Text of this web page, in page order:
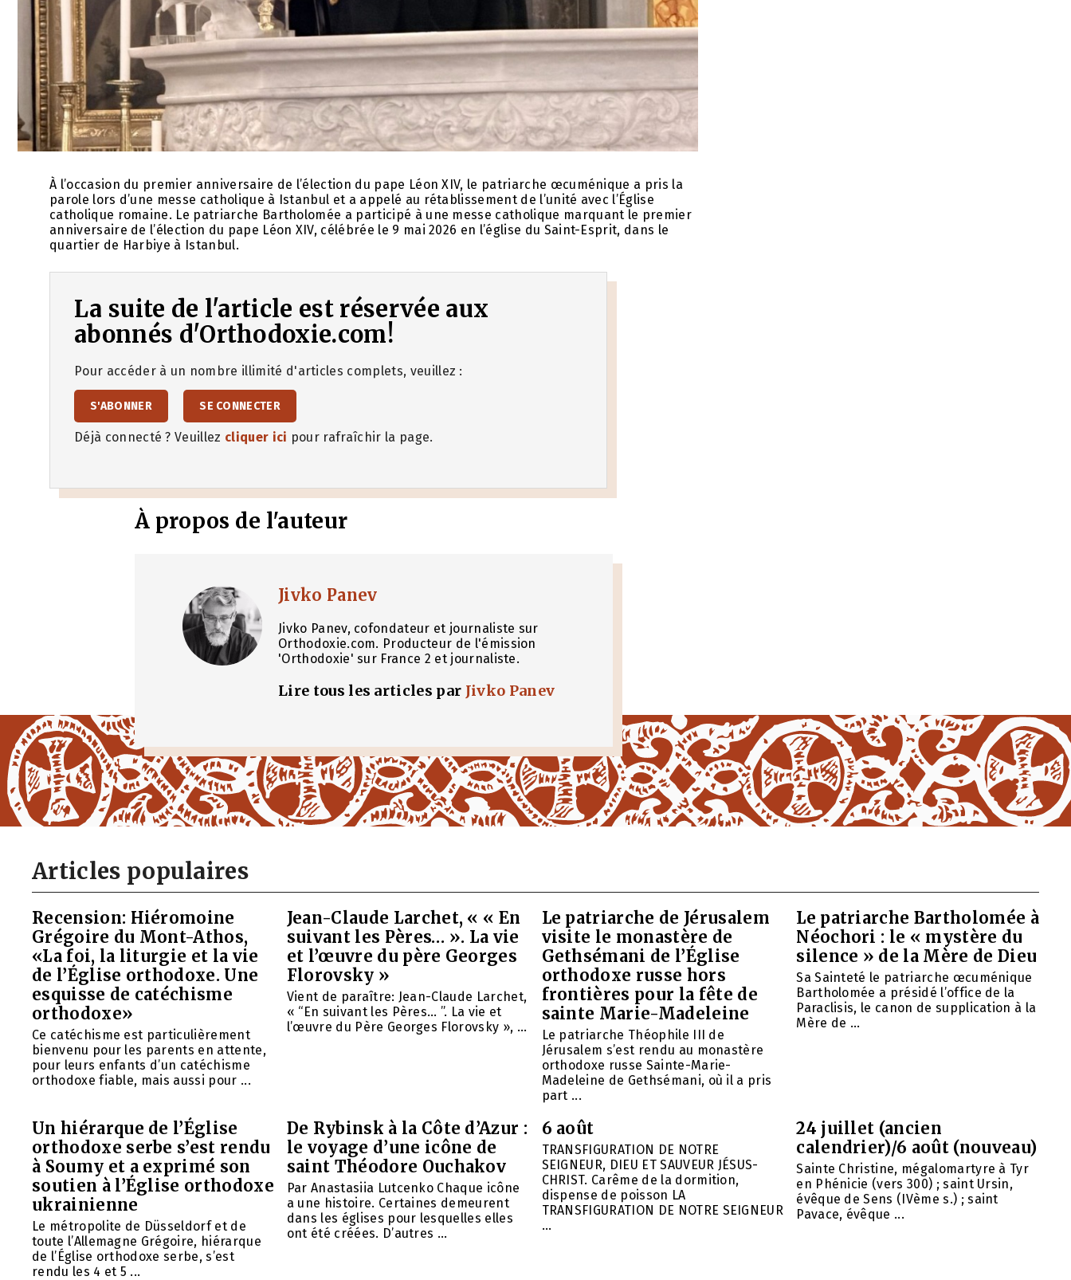
À l’occasion du premier anniversaire de l’élection du pape Léon XIV, le patriarche œcuménique a pris la
parole lors d’une messe catholique à Istanbul et a appelé au rétablissement de l’unité avec l’Église
catholique romaine. Le patriarche Bartholomée a participé à une messe catholique marquant le premier
anniversaire de l’élection du pape Léon XIV, célébrée le 9 mai 2026 en l’église du Saint-Esprit, dans le
quartier de Harbiye à Istanbul.
La suite de l'article est réservée aux
abonnés d'Orthodoxie.com!
Pour accéder à un nombre illimité d'articles complets, veuillez :
S'ABONNER SE CONNECTER
Déjà connecté ? Veuillez cliquer ici pour rafraîchir la page.
À propos de l'auteur
Jivko Panev
Jivko Panev, cofondateur et journaliste sur
Orthodoxie.com. Producteur de l'émission
'Orthodoxie' sur France 2 et journaliste.
Lire tous les articles par Jivko Panev
Articles populaires
Recension: Hiéromoine
Grégoire du Mont-Athos,
«La foi, la liturgie et la vie
de l’Église orthodoxe. Une
esquisse de catéchisme
orthodoxe»
Ce catéchisme est particulièrement
bienvenu pour les parents en attente,
pour leurs enfants d’un catéchisme
orthodoxe fiable, mais aussi pour ...
Jean-Claude Larchet, « « En
suivant les Pères… ». La vie
et l’œuvre du père Georges
Florovsky »
Vient de paraître: Jean-Claude Larchet,
« “En suivant les Pères… ”. La vie et
l’œuvre du Père Georges Florovsky », ...
Le patriarche de Jérusalem
visite le monastère de
Gethsémani de l’Église
orthodoxe russe hors
frontières pour la fête de
sainte Marie-Madeleine
Le patriarche Théophile III de
Jérusalem s’est rendu au monastère
orthodoxe russe Sainte-Marie-
Madeleine de Gethsémani, où il a pris
part ...
Le patriarche Bartholomée à
Néochori : le « mystère du
silence » de la Mère de Dieu
Sa Sainteté le patriarche œcuménique
Bartholomée a présidé l’office de la
Paraclisis, le canon de supplication à la
Mère de ...
Un hiérarque de l’Église
orthodoxe serbe s’est rendu
à Soumy et a exprimé son
soutien à l’Église orthodoxe
ukrainienne
Le métropolite de Düsseldorf et de
toute l’Allemagne Grégoire, hiérarque
de l’Église orthodoxe serbe, s’est
rendu les 4 et 5 ...
De Rybinsk à la Côte d’Azur :
le voyage d’une icône de
saint Théodore Ouchakov
Par Anastasiia Lutcenko Chaque icône
a une histoire. Certaines demeurent
dans les églises pour lesquelles elles
ont été créées. D’autres ...
6 août
TRANSFIGURATION DE NOTRE
SEIGNEUR, DIEU ET SAUVEUR JÉSUS-
CHRIST. Carême de la dormition,
dispense de poisson LA
TRANSFIGURATION DE NOTRE SEIGNEUR
...
24 juillet (ancien
calendrier)/6 août (nouveau)
Sainte Christine, mégalomartyre à Tyr
en Phénicie (vers 300) ; saint Ursin,
évêque de Sens (IVème s.) ; saint
Pavace, évêque ...